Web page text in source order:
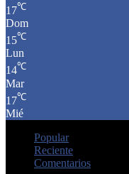
17℃
Dom
15℃
Lun
14℃
Mar
17℃
Mié
Popular
Reciente
Comentarios